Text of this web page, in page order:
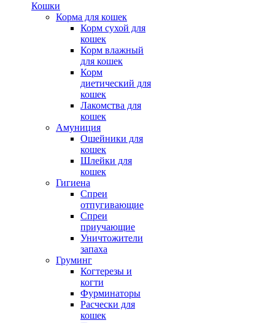
Кошки
Корма для кошек
Корм сухой для
кошек
Корм влажный
для кошек
Корм
диетический для
кошек
Лакомства для
кошек
Амуниция
Ошейники для
кошек
Шлейки для
кошек
Гигиена
Спреи
отпугивающие
Спреи
приучающие
Уничтожители
запаха
Груминг
Когтерезы и
когти
Фурминаторы
Расчески для
кошек